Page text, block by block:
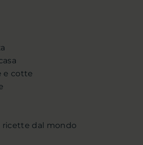
e cotte
ricette dal mondo